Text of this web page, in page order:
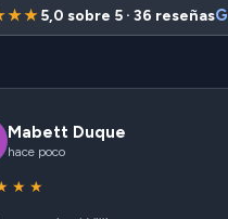
5,0 sobre 5 · 36 reseñasG
Mabett Duque
hace poco